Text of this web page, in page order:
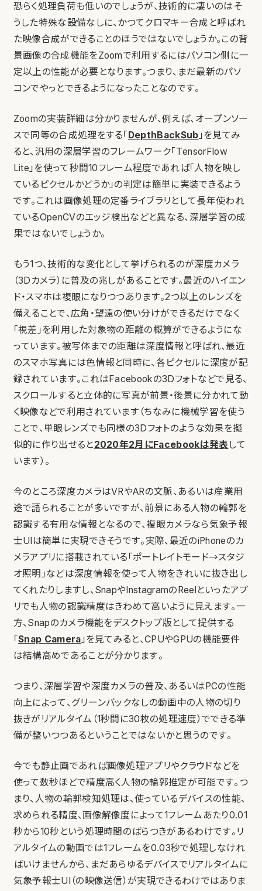
恐らく処理負荷も低いのでしょうが、技術的に凄いのはそ
うした特殊な設備なしに、かつてクロマキー合成と呼ばれ
た映像合成ができることのほうではないでしょうか。この背
景画像の合成機能をZoomで利用するにはパソコン側に一
定以上の性能が必要となります。つまり、まだ最新のパソ
コンでやっとできるようになったことなのです。
Zoomの実装詳細は分かりませんが、例えば、オープンソー
スで同等の合成処理をする「 DepthBackSub 」を見てみ
ると、汎用の深層学習のフレームワーク「TensorFlow
Lite」を使って秒間10フレーム程度であれば「人物を映し
ているピクセルかどうか」の判定は簡単に実装できるよう
です。これは画像処理の定番ライブラリとして長年使われ
ているOpenCVのエッジ検出などと異なる、深層学習の成
果ではないでしょうか。
もう1つ、技術的な変化として挙げられるのが深度カメラ
（3Dカメラ）に普及の兆しがあることです。最近のハイエン
ド・スマホは複眼になりつつあります。2つ以上のレンズを
備えることで、広角・望遠の使い分けができるだけでなく
「視差」を利用した対象物の距離の概算ができるようにな
っています。被写体までの距離は深度情報と呼ばれ、最近
のスマホ写真には色情報と同時に、各ピクセルに深度が記
録されています。これはFacebookの3Dフォトなどで見る、
スクロールすると立体的に写真が前景・後景に分かれて動
く映像などで利用されています（ちなみに機械学習を使う
ことで、単眼レンズでも同様の3Dフォトのような効果を擬
似的に作り出せると2020年2月にFacebookは発表 して
います）。
今のところ深度カメラはVRやARの文脈、あるいは産業用
途で語られることが多いですが、前景にある人物の輪郭を
認識する有用な情報となるので、複眼カメラなら気象予報
士UIは簡単に実現できそうです。実際、最近のiPhoneのカ
メラアプリに搭載されている「ポートレイトモード→スタジ
オ照明」などは深度情報を使って人物をきれいに抜き出し
てくれたりしますし、SnapやInstagramのReelといったアプ
リでも人物の認識精度はきわめて高いように見えます。一
方、Snapのカメラ機能をデスクトップ版として提供する
「Snap Camera 」を見てみると、CPUやGPUの機能要件
は結構高めであることが分かります。
つまり、深層学習や深度カメラの普及、あるいはPCの性能
向上によって、グリーンバックなしの動画中の人物の切り
抜きがリアルタイム（1秒間に30枚の処理速度）でできる準
備が整いつつあるということではないかと思うのです。
今でも静止画であれば画像処理アプリやクラウドなどを
使って数秒ほどで精度高く人物の輪郭推定が可能です。つ
まり、人物の輪郭検知処理は、使っているデバイスの性能、
求められる精度、画像解像度によって1フレームあたり0.01
秒から10秒という処理時間のばらつきがあるわけです。リ
アルタイムの動画では1フレームを0.03秒で処理しなけれ
ばいけませんから、まだあらゆるデバイスでリアルタイムに
気象予報士UI（の映像送信）が実現できるわけではありま